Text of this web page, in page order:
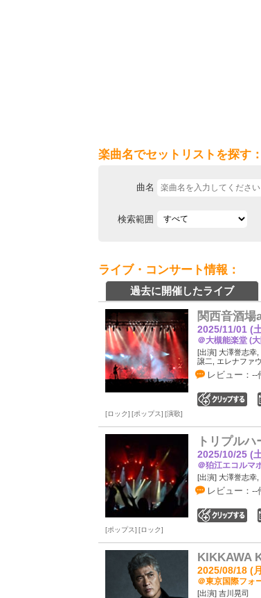
楽曲名でセットリストを探す：
曲名
検索範囲
ライブ・コンサート情報：
過去に開催したライブ
関西音酒場
2025/11/01 (
＠大槻能楽堂 (
[出演] 大澤誉志幸
譲二, エレナファ
レビュー：--
ロック ポップス 演歌
トリプル
2025/10/25 (
＠狛江エコルマ
[出演] 大澤誉志幸
レビュー：--
ポップス ロック
KIKKAWA
2025/08/18 (
＠東京国際フォ
[出演] 吉川晃司